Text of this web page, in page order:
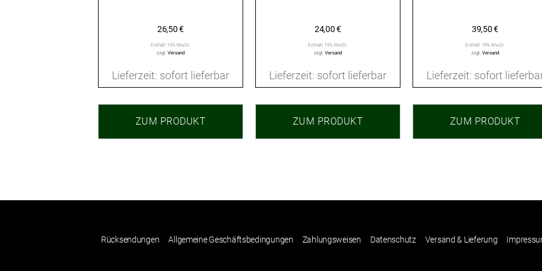
26,50€
Enthält 19% MwSt.
zzgl. Versand
Lieferzeit: sofort lieferbar
ZUM PRODUKT
24,00€
Enthält 19% MwSt.
zzgl. Versand
Lieferzeit: sofort lieferbar
ZUM PRODUKT
39,50€
Enthält 19% MwSt.
zzgl. Versand
Lieferzeit: sofort
ZUM PRODUKT
Rücksendungen Allgemeine Geschäftsbedingungen Zahlungsweisen Datenschutz Versand & Lieferung